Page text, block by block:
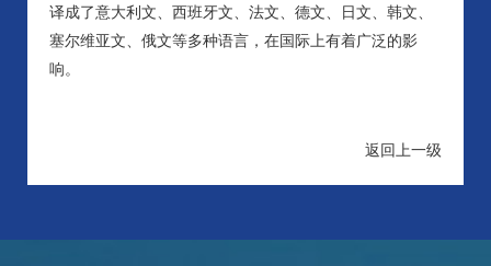
译成了意大利文、西班牙文、法文、德文、日文、韩文、
塞尔维亚文、俄文等多种语言，在国际上有着广泛的影
响。
返回上一级